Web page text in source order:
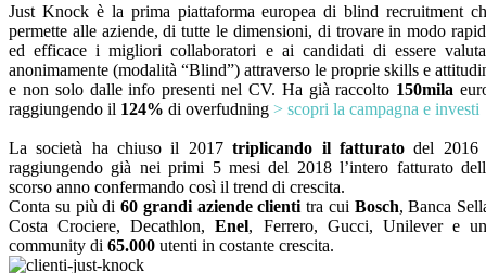
Just Knock è la prima piattaforma europea di blind recruitment
permette alle aziende, di tutte le dimensioni, di trovare in modo
ed efficace i migliori collaboratori e ai candidati di essere
anonimamente (modalità “Blind”) attraverso le proprie skills e
e non solo dalle info presenti nel CV. Ha già raccolto 150mila
raggiungendo il 124% di overfudning > scopri la campagna e investi
La società ha chiuso il 2017triplicando il fatturatodel 2016
raggiungendo già nei primi 5 mesi del 2018 l’intero fatturato
scorso anno confermando così il trend di crescita.
Conta su più di 60 grandi aziende clienti tra cui Bosch, Banca
Costa Crociere, Decathlon,Enel, Ferrero, Gucci, Unilever e
community di 65.000 utenti in costante crescita.